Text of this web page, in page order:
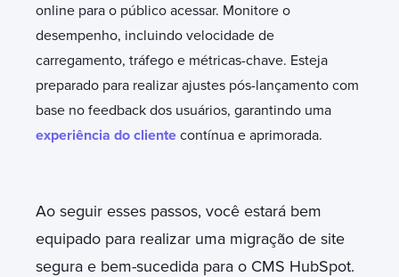
online para o público acessar. Monitore o
desempenho, incluindo velocidade de
carregamento, tráfego e métricas-chave. Esteja
preparado para realizar ajustes pós-lançamento com
base no feedback dos usuários, garantindo uma
experiência do cliente contínua e aprimorada.
Ao seguir esses passos, você estará bem
equipado para realizar uma migração de site
segura e bem-sucedida para o CMS HubSpot.